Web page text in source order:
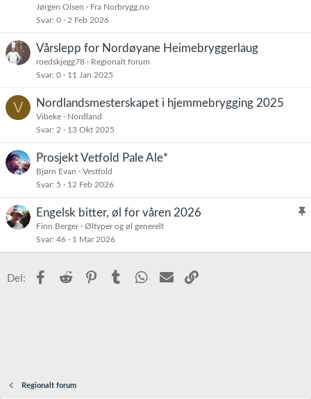
Jørgen Olsen
Fra Norbrygg.no
Svar 0 2 Feb 2026
Vårslepp for Nordøyane Heimebryggerlaug
roedskjegg78
Regionalt forum
Svar 0 11 Jan 2025
V Nordlandsmesterskapet i hjemmebrygging 2025
Vibeke
Nordland
Svar 2 13 Okt 2025
Prosjekt Vetfold Pale Ale*
Bjørn Evan
Vestfold
Svar 5 12 Feb 2026
K
s
Engelsk bitter, øl for våren 2026
Finn Berger
Øltyper og øl generelt
Svar 46 1 Mar 2026
Del: Facebook
Reddit PinterestTumblr WhatsApp
E-post
Regionalt forum